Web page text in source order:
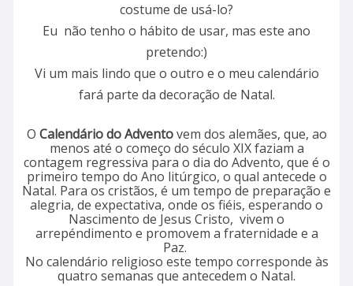
costume de usá-lo?
Eu não tenho o hábito de usar, mas este ano
pretendo:)
Vi um mais lindo que o outro e o meu calendário
fará parte da decoração de Natal.
O Calendário do Adventovem dos alemães, que, ao
menos até o começo do século XIX faziam a
contagem regressiva para o dia do Advento, que é o
primeiro tempo do Ano litúrgico, o qual antecede o
Natal. Para os cristãos, é um tempo de preparação e
alegria, de expectativa, onde os fiéis, esperando o
Nascimento de Jesus Cristo, vivem o
arrepéndimento e promovem a fraternidade e a
Paz.
No calendário religioso este tempo corresponde às
quatro semanas que antecedem o Natal.